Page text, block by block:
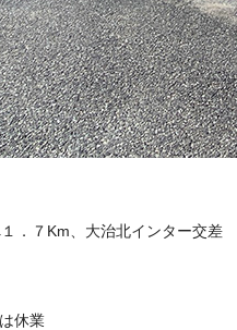
．７Km、大治北インター交差
休業